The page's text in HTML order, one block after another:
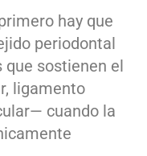
hay que
periodontal
sostienen el
ligamento
cuando la